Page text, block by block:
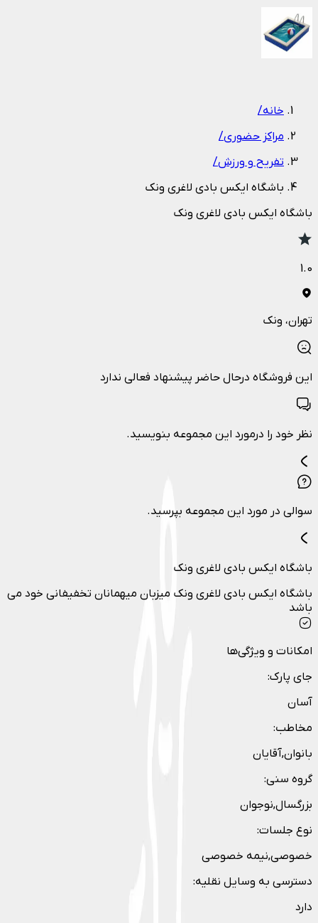
خانه/
مراکز حضوری/
تفریح و ورزش/
باشگاه ایکس بادی لاغری ونک
باشگاه ایکس بادی لاغری ونک
1.0
تهران، ونک
این فروشگاه درحال حاضر پیشنهاد فعالی ندارد
نظر خود را درمورد این مجموعه بنویسید.
سوالی در مورد این مجموعه بپرسید.
باشگاه ایکس بادی لاغری ونک
باشگاه ایکس بادی لاغری ونک میزبان میهمانان تخفیفانی خود می
باشد
امکانات و ویژگی‌ها
جای پارک:
آسان
مخاطب:
بانوان,آقایان
گروه سنی:
بزرگسال,نوجوان
نوع جلسات:
خصوصی,نیمه خصوصی
دسترسی به وسایل نقلیه:
دارد